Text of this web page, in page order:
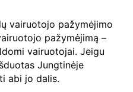
vairuotojo pažymėjimo
pažymėjimą –
vairuotojai. Jeigu
Jungtinėje
abi jo dalis.